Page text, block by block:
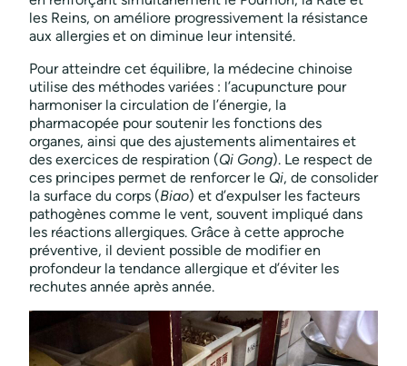
les Reins, on améliore progressivement la résistance
aux allergies et on diminue leur intensité.
Pour atteindre cet équilibre, la médecine chinoise
utilise des méthodes variées : l’acupuncture pour
harmoniser la circulation de l’énergie, la
pharmacopée pour soutenir les fonctions des
organes, ainsi que des ajustements alimentaires et
des exercices de respiration (Qi Gong). Le respect de
ces principes permet de renforcer le Qi, de consolider
la surface du corps (Biao) et d’expulser les facteurs
pathogènes comme le vent, souvent impliqué dans
les réactions allergiques. Grâce à cette approche
préventive, il devient possible de modifier en
profondeur la tendance allergique et d’éviter les
rechutes année après année.